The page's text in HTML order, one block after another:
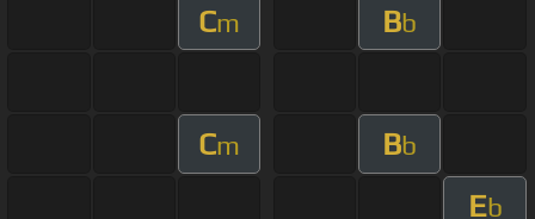
Cm Bb
Cm Bb
Eb